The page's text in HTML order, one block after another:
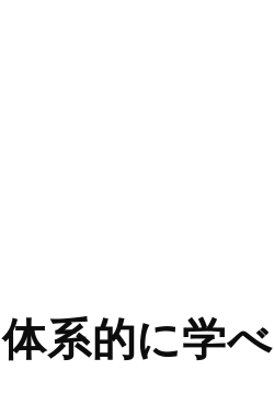
系的に学べ